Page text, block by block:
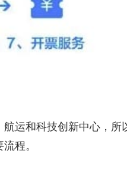
运和科技创新中心，所
程。